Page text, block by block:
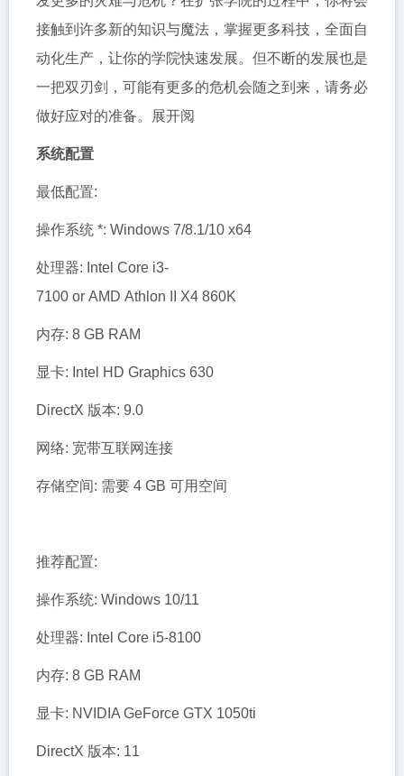
接触到许多新的知识与魔法，掌握更多科技，全面自
动化生产，让你的学院快速发展。但不断的发展也是
一把双刃剑，可能有更多的危机会随之到来，请务必
做好应对的准备。展开阅
系统配置
最低配置:
操作系统 *: Windows 7/8.1/10 x64
处理器: Intel Core i3-
7100 or AMD Athlon II X4 860K
内存: 8 GB RAM
显卡: Intel HD Graphics 630
DirectX 版本: 9.0
网络: 宽带互联网连接
存储空间: 需要 4 GB 可用空间
推荐配置:
操作系统: Windows 10/11
处理器: Intel Core i5-8100
内存: 8 GB RAM
显卡: NVIDIA GeForce GTX 1050ti
DirectX 版本: 11